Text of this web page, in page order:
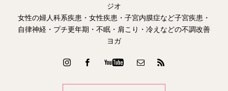
ジオ
女性の婦人科系疾患・女性疾患・子宮内膜症など子宮疾患・
自律神経・プチ更年期・不眠・肩こり・冷えなどの不調改善
ヨガ